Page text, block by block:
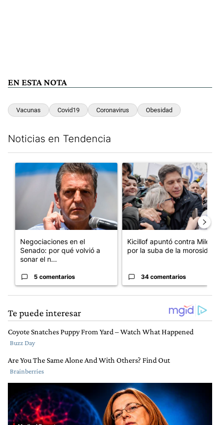
EN ESTA NOTA
Vacunas Covid19 Coronavirus Obesidad
Noticias en Tendencia
Un artículo de tendencia con el título "Negociaciones en el
Negociaciones en el
Senado: por qué volvió a
sonar el n...
5 comentarios
Un artículo de tendencia con
Kicillof apuntó contra Milei
por la suba de la morosida...
34 comentarios